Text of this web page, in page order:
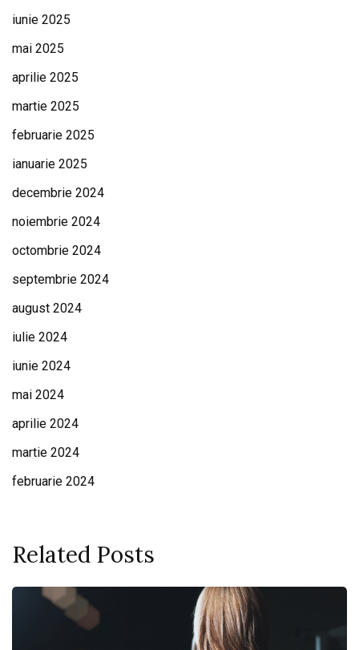
iunie 2025
mai 2025
aprilie 2025
martie 2025
februarie 2025
ianuarie 2025
decembrie 2024
noiembrie 2024
octombrie 2024
septembrie 2024
august 2024
iulie 2024
iunie 2024
mai 2024
aprilie 2024
martie 2024
februarie 2024
Related Posts